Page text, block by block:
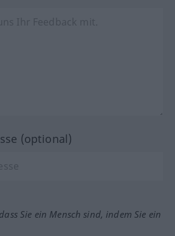
(optional)
Sie ein Mensch sind, indem Sie ein